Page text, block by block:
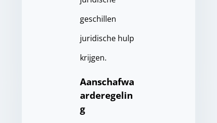
geschillen
juridische hulp
krijgen.
Aanschafwa
arderegelin
g